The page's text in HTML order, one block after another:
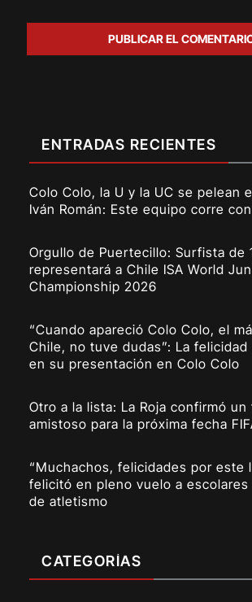
ENTRADAS RECIENTES
Colo Colo, la U y la UC se pelean
Iván Román: Este equipo corre
Orgullo de Puertecillo: Surfista de
representará a Chile ISA World
Championship 2026
“Cuando apareció Colo Colo, el
Chile, no tuve dudas”: La felicidad
en su presentación en Colo Colo
Otro a la lista: La Roja confirmó
amistoso para la próxima fecha
“Muchachos, felicidades por este
felicitó en pleno vuelo a escolares
de atletismo
CATEGORÍAS